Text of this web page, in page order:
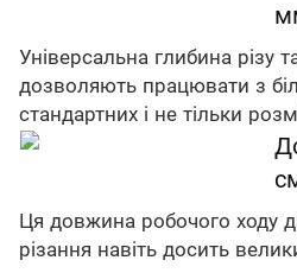
Універсальна глибина різу
дозволяють працювати з
стандартних і не тільки
Ця довжина робочого ходу
різання навіть досить